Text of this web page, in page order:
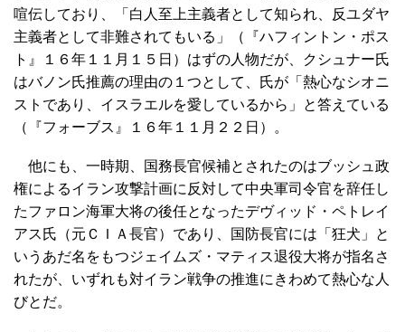
喧伝しており、「白人至上主義者として知られ、反ユダヤ
主義者として非難されてもいる」（『ハフィントン・ポス
ト』１６年１１月１５日）はずの人物だが、クシュナー氏
はバノン氏推薦の理由の１つとして、氏が「熱心なシオニ
ストであり、イスラエルを愛しているから」と答えている
（『フォーブス』１６年１１月２２日）。
他にも、一時期、国務長官候補とされたのはブッシュ政
権によるイラン攻撃計画に反対して中央軍司令官を辞任し
たファロン海軍大将の後任となったデヴィッド・ペトレイ
アス氏（元ＣＩＡ長官）であり、国防長官には「狂犬」と
いうあだ名をもつジェイムズ・マティス退役大将が指名さ
れたが、いずれも対イラン戦争の推進にきわめて熱心な人
びとだ。